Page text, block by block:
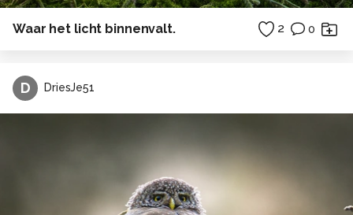
Waar het licht binnenvalt. 2 0
D DriesJe51